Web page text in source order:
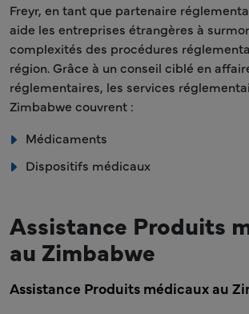
Freyr, en tant que partenaire
aide les entreprises étrangères à
complexités des procédures
région. Grâce à un conseil ciblé en
réglementaires, les services
Zimbabwe couvrent :
Médicaments
Dispositifs médicaux
Assistance Produits
au Zimbabwe
Assistance Produits médicaux au